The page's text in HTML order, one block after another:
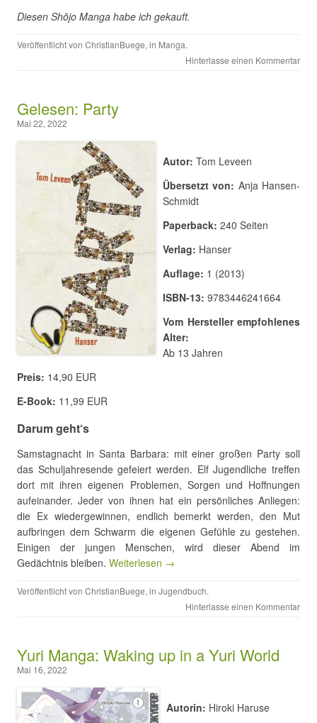
Diesen Shōjo Manga habe ich gekauft.
Veröffentlicht von ChristianBuege, in Manga.
Hinterlasse einen Kommentar
Gelesen: Party
Mai 22, 2022
Autor: Tom Leveen
Übersetzt von: Anja Hansen-
Schmidt
Paperback: 240 Seiten
Verlag: Hanser
Auflage: 1 (2013)
ISBN-13: 9783446241664
Vom Hersteller empfohlenes
Alter:
Ab 13 Jahren
Preis: 14,90 EUR
E-Book: 11,99 EUR
Darum geht‘s
Samstagnacht in Santa Barbara: mit einer großen Party soll
das Schuljahresende gefeiert werden. Elf Jugendliche treffen
dort mit ihren eigenen Problemen, Sorgen und Hoffnungen
aufeinander. Jeder von ihnen hat ein persönliches Anliegen:
die Ex wiedergewinnen, endlich bemerkt werden, den Mut
aufbringen dem Schwarm die eigenen Gefühle zu gestehen.
Einigen der jungen Menschen, wird dieser Abend im
Gedächtnis bleiben. Weiterlesen →
Veröffentlicht von ChristianBuege, in Jugendbuch.
Hinterlasse einen Kommentar
Yuri Manga: Waking up in a Yuri World
Mai 16, 2022
Autorin: Hiroki Haruse